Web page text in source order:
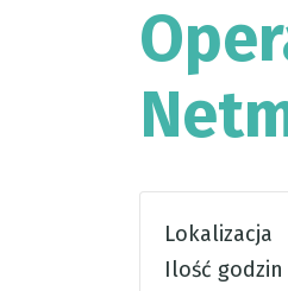
Lokalizacja
Ilość godzin